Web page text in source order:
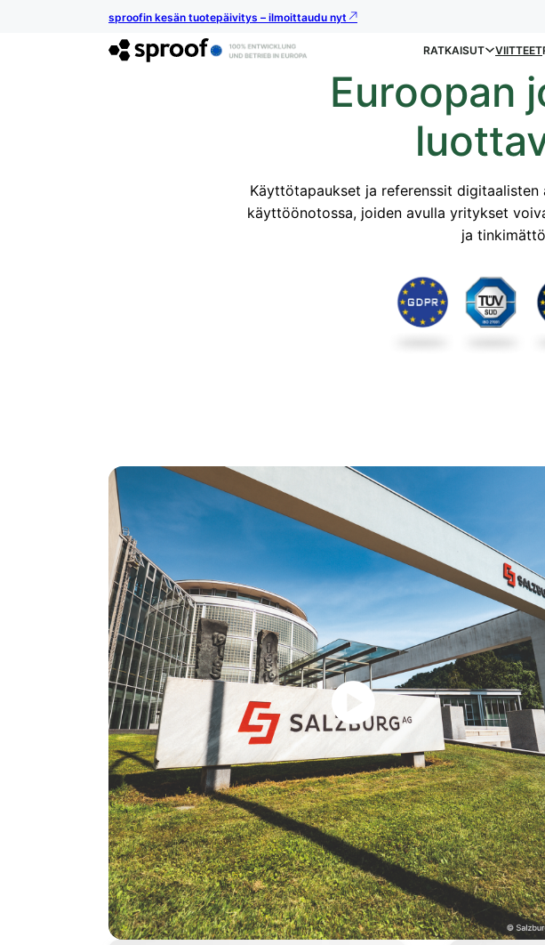
sproofin kesän tuotepäivitys – ilmoittaudu nyt
RATKAISUT VIITTEET
Euroopan
Käyttötapaukset ja referenssit
käyttöönotossa, joiden avulla yritykset
ja